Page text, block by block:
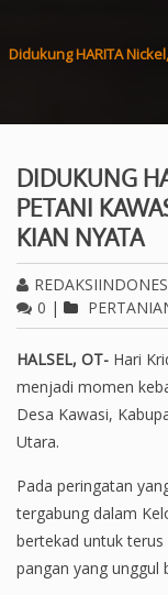
Didukung HARITA
DIDUKUNG
PETANI
KIAN NYATA
0 |
HALSEL, OT- Hari
menjadi momen
Desa Kawasi,
Utara.
Pada peringatan
tergabung dalam
bertekad untuk
pangan yang unggul